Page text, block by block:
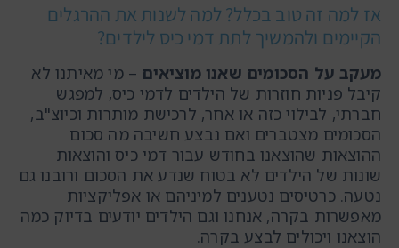
אז למה זה טוב בכלל? למה לשנות את ההרגלים
הקיימים ולהמשיך לתת דמי כיס לילדים?
מעקב על הסכומים שאנו מוציאים – מי מאיתנו לא
קיבל פניות חוזרות של הילדים לדמי כיס, למפגש
חברתי, לבילוי כזה או אחר, לרכישת מותרות וכיוצ"ב,
הסכומים מצטברים ואם נבצע חשיבה מה סכום
ההוצאות שהוצאנו בחודש עבור דמי כיס והוצאות
שונות של הילדים לא בטוח שנדע את הסכום ורובנו גם
נטעה. כרטיסים נטענים למיניהם או אפליקציות
מאפשרות בקרה, אנחנו וגם הילדים יודעים בדיוק כמה
הוצאנו ויכולים לבצע בקרה.